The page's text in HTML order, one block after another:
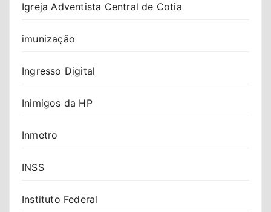
Igreja Adventista Central de Cotia
imunização
Ingresso Digital
Inimigos da HP
Inmetro
INSS
Instituto Federal